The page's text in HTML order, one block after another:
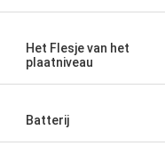
Het Flesje van het
plaatniveau
Batterij